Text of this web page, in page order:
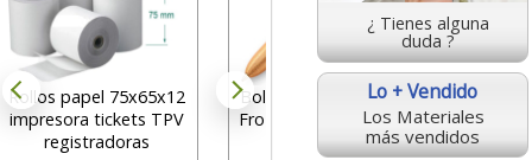
¿ Tienes alguna
duda ?
Lo + Vendido
Los Materiales
más vendidos
Rollos papel 75x65x12
impresora tickets TPV
registradoras
Bolígrafo Bic 4 colores
Frozen, Oro congelado